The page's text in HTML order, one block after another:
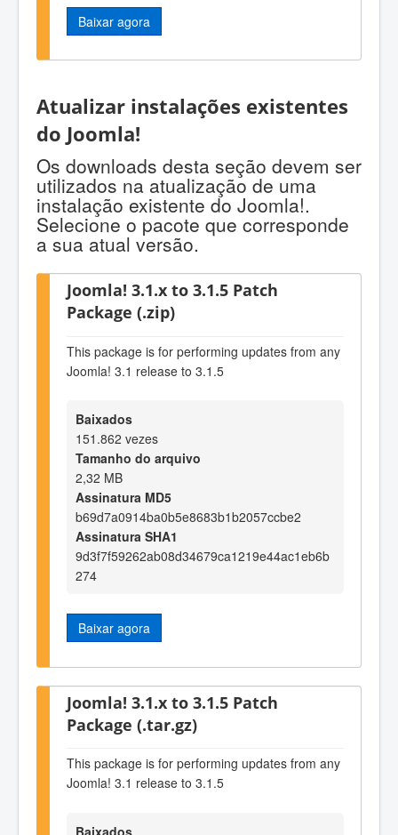
Baixar agora
Atualizar instalações existentes
do Joomla!
Os downloads desta seção devem ser
utilizados na atualização de uma
instalação existente do Joomla!.
Selecione o pacote que corresponde
a sua atual versão.
Joomla! 3.1.x to 3.1.5 Patch
Package (.zip)
This package is for performing updates from any
Joomla! 3.1 release to 3.1.5
Baixados
151.862 vezes
Tamanho do arquivo
2,32 MB
Assinatura MD5
b69d7a0914ba0b5e8683b1b2057ccbe2
Assinatura SHA1
9d3f7f59262ab08d34679ca1219e44ac1eb6b
274
Baixar agora
Joomla! 3.1.x to 3.1.5 Patch
Package (.tar.gz)
This package is for performing updates from any
Joomla! 3.1 release to 3.1.5
Baixados